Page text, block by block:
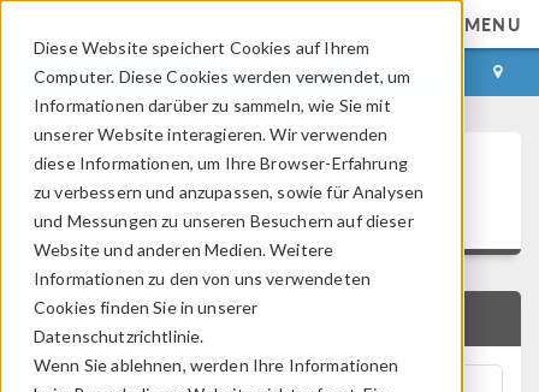
Diese Website speichert Cookies auf Ihrem
Computer. Diese Cookies werden verwendet, um
Informationen darüber zu sammeln, wie Sie mit
unserer Website interagieren. Wir verwenden
diese Informationen, um Ihre Browser-Erfahrung
zu verbessern und anzupassen, sowie für Analysen
und Messungen zu unseren Besuchern auf dieser
Website und anderen Medien. Weitere
Informationen zu den von uns verwendeten
Cookies finden Sie in unserer
Datenschutzrichtlinie.
Wenn Sie ablehnen, werden Ihre Informationen
MENU
ANMELDEN KONTAKT
Veröffentlichungen und
Präsentationen
SCHNELLSUCHE